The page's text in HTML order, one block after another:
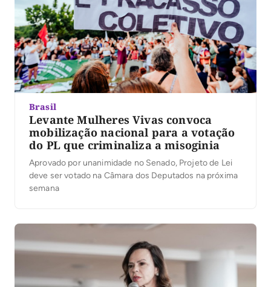
Brasil
Levante Mulheres Vivas convoca
mobilização nacional para a votação
do PL que criminaliza a misoginia
Aprovado por unanimidade no Senado, Projeto de Lei
deve ser votado na Câmara dos Deputados na próxima
semana